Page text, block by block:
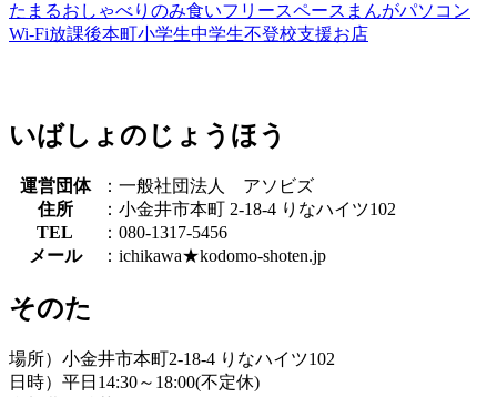
たまるおしゃべり のみ食いフリースペース まんがパソコン
Wi-Fi放課後本町小学生中学生不登校支援お店
いばしょのじょうほう
運営団体
：一般社団法人 アソビズ
住所
：小金井市本町 2-18-4 りなハイツ102
TEL
：080-1317-5456
メール
：ichikawa★kodomo-shoten.jp
そのた
場所）小金井市本町2-18-4 りなハイツ102
日時）平日14:30～18:00(不定休)